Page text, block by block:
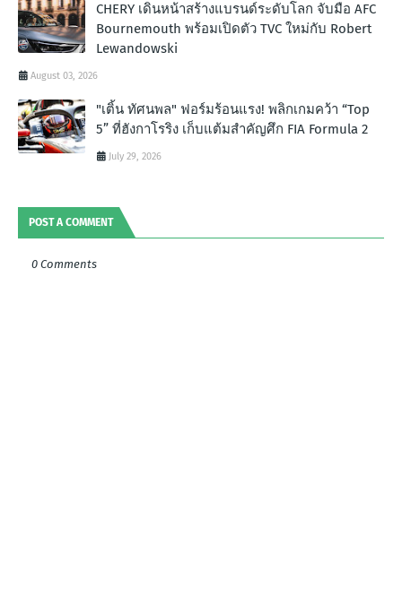
CHERY เดินหน้าสร้างแบรนด์ระดับโลก จับมือ AFC
Bournemouth พร้อมเปิดตัว TVC ใหม่กับ Robert
Lewandowski
August 03, 2026
"เติ้น ทัศนพล" ฟอร์มร้อนแรง! พลิกเกมคว้า “Top
5” ที่ฮังกาโรริง เก็บแต้มสำคัญศึก FIA Formula 2
July 29, 2026
POST A COMMENT
0 Comments